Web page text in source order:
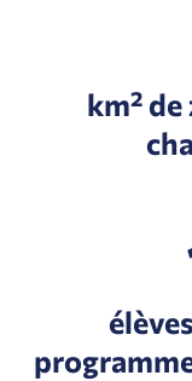
km²